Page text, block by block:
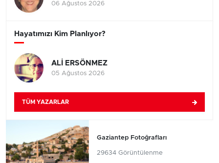
06 Ağustos 2026
Hayatımızı Kim Planlıyor?
ALİ ERSÖNMEZ
05 Ağustos 2026
TÜM YAZARLAR
Gaziantep Fotoğrafları
29634 Görüntülenme